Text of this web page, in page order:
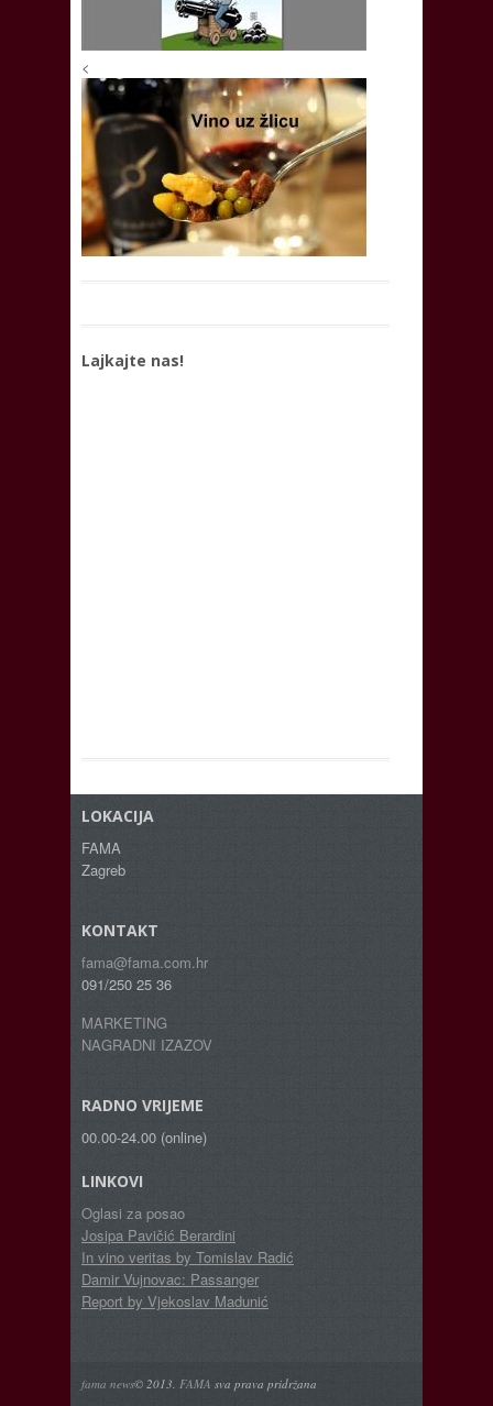
<
Lajkajte nas!
LOKACIJA
FAMA
Zagreb
KONTAKT
fama@fama.com.hr
091/250 25 36
MARKETING
NAGRADNI IZAZOV
RADNO VRIJEME
00.00-24.00 (online)
LINKOVI
Oglasi za posao
Josipa Pavičić Berardini
In vino veritas by Tomislav Radić
Damir Vujnovac: Passanger
Report by Vjekoslav Madunić
fama news© 2013. FAMA sva prava pridržana